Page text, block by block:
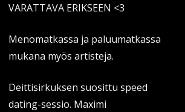
VARATTAVA ERIKSEEN <3
Menomatkassa ja paluumatkassa
mukana myös artisteja.
Deittisirkuksen suosittu speed
dating-sessio. Maximi